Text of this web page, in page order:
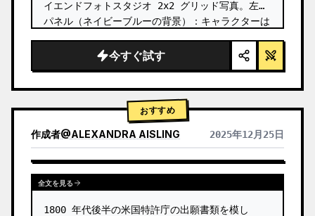
イエンドフォトスタジオ 2x2 グリッド写真。左上
パネル（ネイビーブルーの背景）：キャラクターは
タンで装飾され、青いベレー帽とパールのイヤリン
グを合わせたヴィンテージカール。彼女は巨大なパ
ている）を両手で持ち上げ、フレームの中央に向か
って動かしている。彼女の目は中央のパズルエリア
に集…
今すぐ試す
おすすめ
作成者@ALEXANDRA AISLING 2025年12月25日
他のモデルの結果を表示
全文を見る
1800 年代後半の米国特許庁の出願書類を模し